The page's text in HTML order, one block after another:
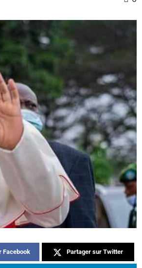
Facebook Partager sur Twitter